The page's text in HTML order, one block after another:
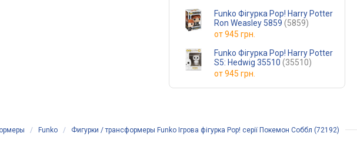
Funko Фігурка Pop! Harry Potter
Ron Weasley 5859 (5859)
от945 грн.
Funko Фігурка Pop! Harry Potter
S5: Hedwig 35510 (35510)
от945 грн.
/ Funko / Фигурки / трансформеры Funko Ігрова фігурка Pop! серії Покемон Соббл (72192)